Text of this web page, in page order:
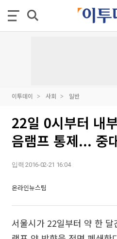
이투데이 사회 일반
22일 0시부터 내
음램프 통제... 중
입력 2016-02-21 16:04
온라인뉴스팀
서울시가 22일부터 약 한